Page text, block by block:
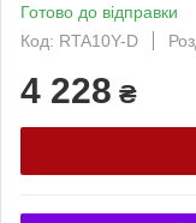
Готово до відправки
Код: RTA10Y-D
4 228 ₴